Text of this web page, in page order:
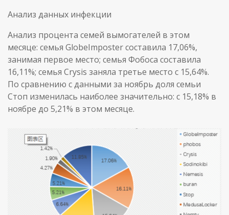
Анализ данных инфекции
Анализ процента семей вымогателей в этом
месяце: семья GlobeImposter составила 17,06%,
занимая первое место; семья Фобоса составила
16,11%; семья Crysis заняла третье место с 15,64%.
По сравнению с данными за ноябрь доля семьи
Стоп изменилась наиболее значительно: с 15,18% в
ноябре до 5,21% в этом месяце.